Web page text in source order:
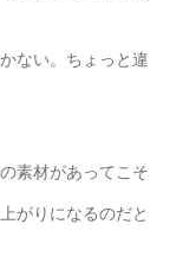
ない。ちょっと違
素材があってこそ
がりになるのだと